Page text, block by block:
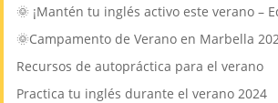
🌞 ¡Mantén tu inglés activo este verano –
🌞Campamento de Verano en Marbella
Recursos de autopráctica para el verano
Practica tu inglés durante el verano 2024